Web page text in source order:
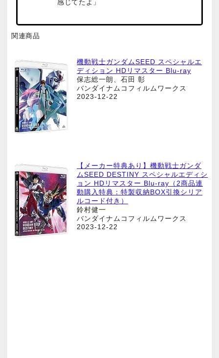
感じてたよ」
関連商品
機動戦士ガンダムSEED スペシャルエ
ディション HDリマスター Blu-ray
保志総一朗、石田 彰
バンダイナムコフィルムワークス
2023-12-22
【メーカー特典あり】機動戦士ガンダ
ムSEED DESTINY スペシャルエディシ
ョン HDリマスター Blu-ray（2商品連
動購入特典：特製収納BOX引換シリア
ルコード付き）
鈴村健一
バンダイナムコフィルムワークス
2023-12-22